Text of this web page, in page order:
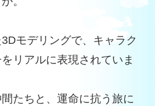
モデリングで、キャラク
リアルに表現されていま
たちと、運命に抗う旅に